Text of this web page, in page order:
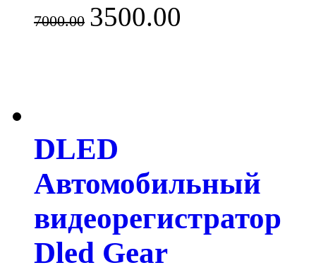
7000.00 3500.00
DLED
Автомобильный
видеорегистратор
Dled Gear